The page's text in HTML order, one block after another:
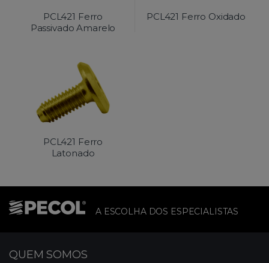
PCL421 Ferro
Passivado Amarelo
PCL421 Ferro Oxidado
PCL421 Ferro
Latonado
A ESCOLHA DOS ESPECIALISTAS
QUEM SOMOS